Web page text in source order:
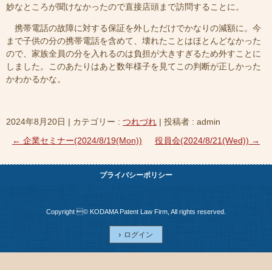
妙なところが聞けなかったので直接店頭まで訪問することに。
携帯電話の故障に対する保証を外しただけでかなりの減額に。今
まで子供の分の携帯電話を含めて、壊れたことはほとんどなかった
ので、家族全員の分を入れるのは負担が大きすぎるため外すことに
しました。このあたりはあと数年様子を見てこの判断が正しかった
かわかるかな。
2024年8月20日 | カテゴリー : つれづれ | 投稿者 : admin
← 企業セミナー(2024/8/19(Mon)) 役員会(2024/8/21(Wed)) →
プライバシーポリシー
Copyright © KODAMA Patent Law Firm, All rights reserved.
ログイン